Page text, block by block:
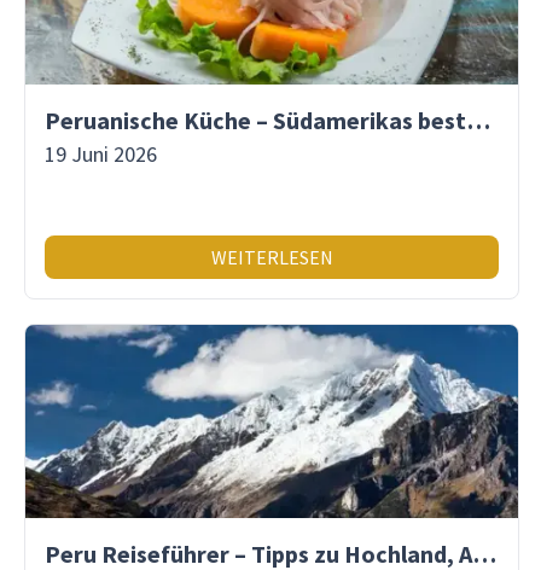
Peruanische Küche – Südamerikas beste Gastronomie
19 Juni 2026
WEITERLESEN
Peru Reiseführer – Tipps zu Hochland, Amazonas & Inka-Erbe